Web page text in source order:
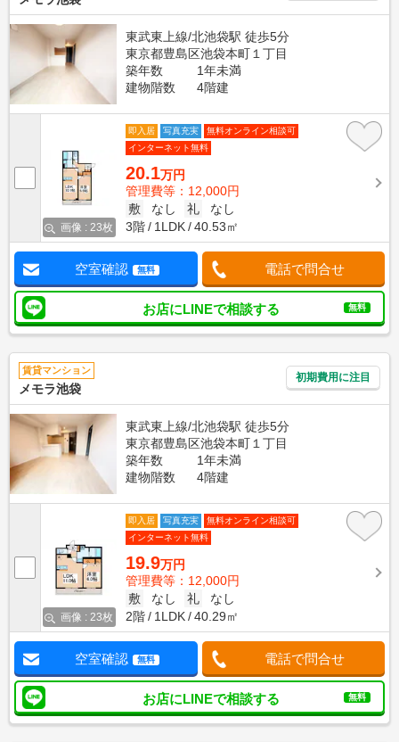
東武東上線/北池袋駅 徒歩5分
東京都豊島区池袋本町１丁目
築年数
1年未満
建物階数
4階建
画像 : 23枚
即入居 写真充実
無料オンライン相談可
インターネット無料
20.1万円
管理費等：12,000円
敷
なし 礼
なし
3階
1LDK 40.53㎡
空室確認 無料 電話で問合せ
お店にLINEで相談する 無料
賃貸マンション
メモラ池袋
初期費用に注目
東武東上線/北池袋駅 徒歩5分
東京都豊島区池袋本町１丁目
築年数
1年未満
建物階数
4階建
画像 : 23枚
即入居 写真充実
無料オンライン相談可
インターネット無料
19.9万円
管理費等：12,000円
敷
なし 礼
なし
2階
1LDK 40.29㎡
空室確認 無料 電話で問合せ
お店にLINEで相談する 無料